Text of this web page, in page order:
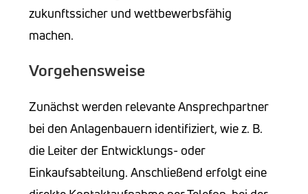
zukunftssicher und wettbewerbsfähig
machen.
Vorgehensweise
Zunächst werden relevante Ansprechpartner
bei den Anlagenbauern identifiziert, wie z. B.
die Leiter der Entwicklungs- oder
Einkaufsabteilung. Anschließend erfolgt eine